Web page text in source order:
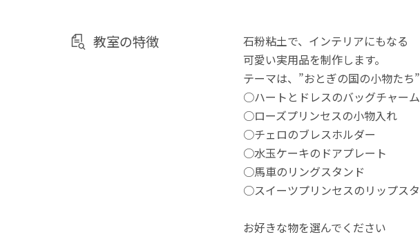
教室の特徴
石粉粘土で、インテリアにもなる
可愛い実用品を制作します。
テーマは、”おとぎの国の小物たち”
○ハートとドレスのバッグチャーム
○ローズプリンセスの小物入れ
○チェロのブレスホルダー
○水玉ケーキのドアプレート
○馬車のリングスタンド
○スイーツプリンセスのリップス
お好きな物を選んでください